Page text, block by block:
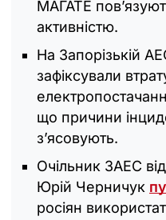
МАГАТЕ
активністю.
На Запорізькій
зафіксували
що причини
з’ясовують.
Очільник ЗАЕС
Юрій Черничук
росіян